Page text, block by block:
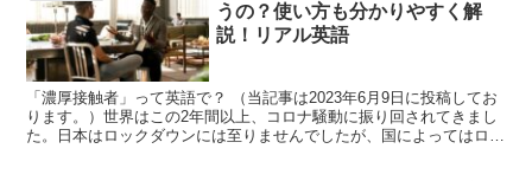
うの？使い方も分かりやすく解
説！リアル英語
「濃厚接触者」って英語で？ （当記事は2023年6月9日に投稿してお
ります。）世界はこの2年間以上、コロナ騒動に振り回されてきまし
た。日本はロックダウンには至りませんでしたが、国によってはロッ